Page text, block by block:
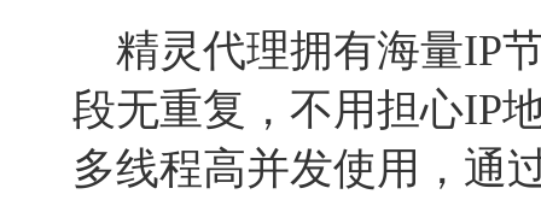
精灵代理拥有海量IP
段无重复，不用担心IP
多线程高并发使用，通